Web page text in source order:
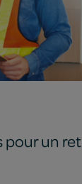
pour un